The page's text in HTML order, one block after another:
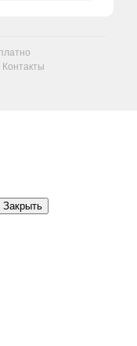
Контакты
Закрыть